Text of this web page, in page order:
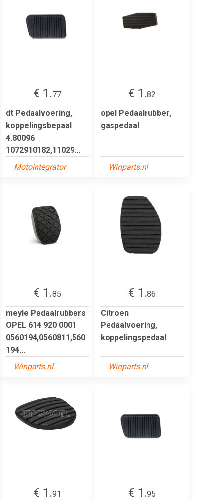
€ 1.77
dt Pedaalvoering,
koppelingsbepaal
4.80096
1072910182,11029...
Motointegrator
€ 1.82
opel Pedaalrubber,
gaspedaal
Winparts.nl
€ 1.85
meyle Pedaalrubbers
OPEL 614 920 0001
0560194,0560811,560
194...
Winparts.nl
€ 1.86
Citroen
Pedaalvoering,
koppelingspedaal
Winparts.nl
€ 1.91
€ 1.95